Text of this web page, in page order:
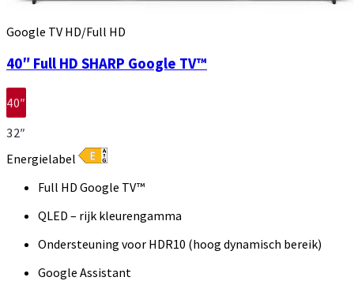
Google TV HD/Full HD
40″ Full HD SHARP Google TV™
40″
32″
Energielabel
Full HD Google TV™
QLED – rijk kleurengamma
Ondersteuning voor HDR10 (hoog dynamisch bereik)
Google Assistant